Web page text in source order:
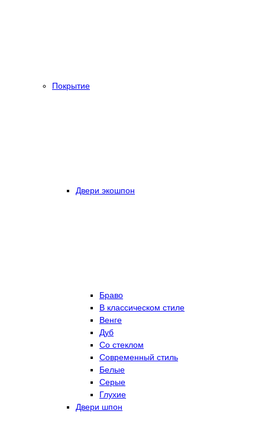
Покрытие
Двери экошпон
Браво
В классическом стиле
Венге
Дуб
Со стеклом
Современный стиль
Белые
Серые
Глухие
Двери шпон